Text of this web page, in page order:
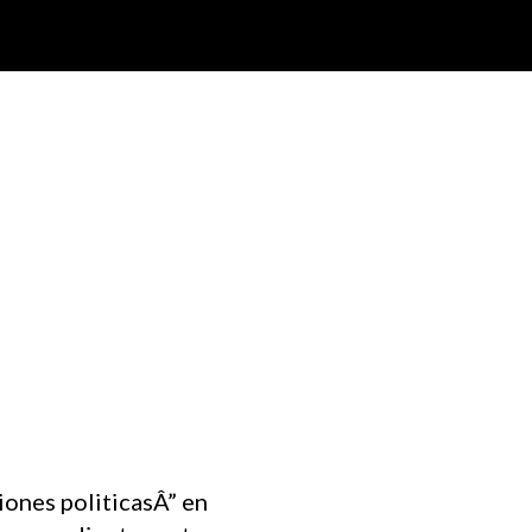
politicasÂ” en